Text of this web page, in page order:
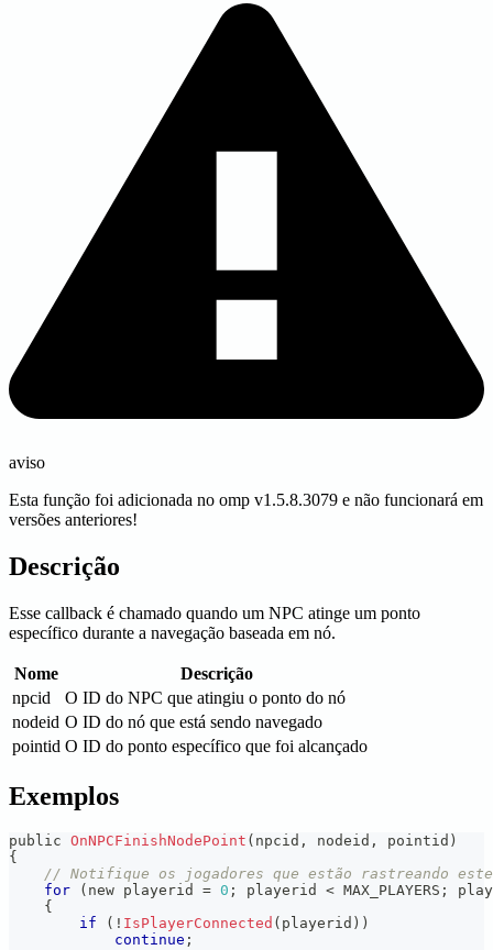
aviso
Esta função foi adicionada no omp v1.5.8.3079 e não funcionará em
versões anteriores!
Descrição
Esse callback é chamado quando um NPC atinge um ponto
específico durante a navegação baseada em nó.
Nome
Descrição
npcid
O ID do NPC que atingiu o ponto do nó
nodeid O ID do nó que está sendo navegado
pointid O ID do ponto específico que foi alcançado
Exemplos
public OnNPCFinishNodePoint ( npcid , nodeid , pointid )
{
// Notifique os jogadores que estão rastreando este
for
( new playerid = 0 ; playerid < MAX_PLAYERS ;
{
if
( ! IsPlayerConnected ( playerid ) )
continue ;